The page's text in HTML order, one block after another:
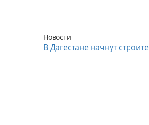
Новости
В Дагестане начнут